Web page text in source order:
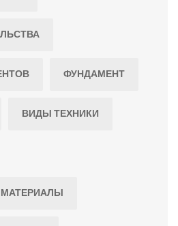
ФУНДАМЕНТ
ВИДЫ ТЕХНИКИ